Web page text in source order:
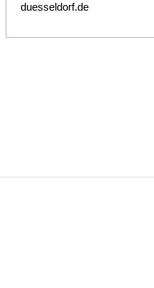
duesseldorf.de